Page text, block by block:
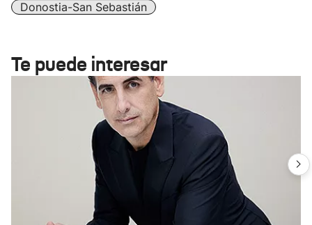
Donostia-San Sebastián
Te puede interesar